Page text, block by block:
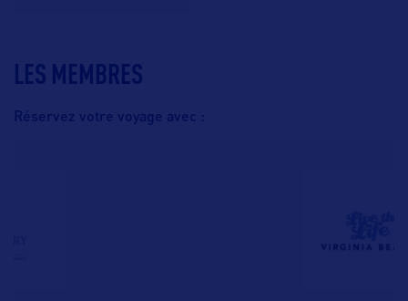
LES MEMBRES
Réservez votre voyage avec :